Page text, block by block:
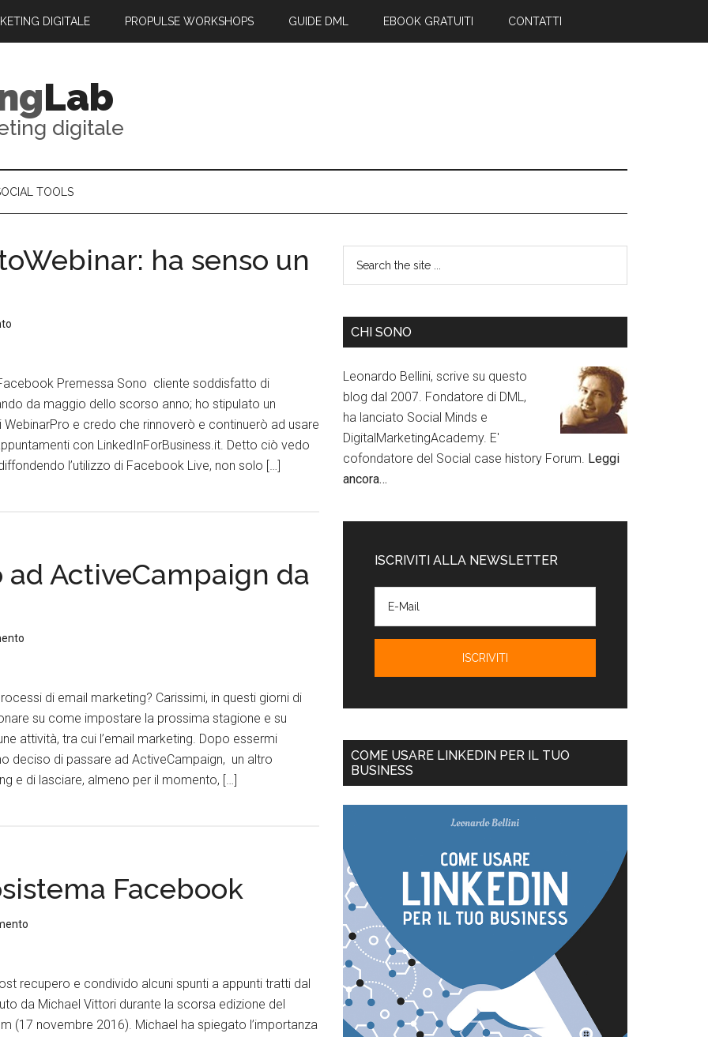
DIGITALE PROPULSE WORKSHOPS GUIDE DML EBOOK GRATUITI CONTATTI
Lab
digitale
TOOLS
ha senso un
Premessa Sono cliente soddisfatto di
da maggio dello scorso anno; ho stipulato un
e credo che rinnoverò e continuerò ad usare
con LinkedInForBusiness.it. Detto ciò vedo
l’utilizzo di Facebook Live, non solo […]
ad ActiveCampaign da
di email marketing? Carissimi, in questi giorni di
su come impostare la prossima stagione e su
attività, tra cui l’email marketing. Dopo essermi
deciso di passare ad ActiveCampaign, un altro
e di lasciare, almeno per il momento, […]
Facebook
recupero e condivido alcuni spunti a appunti tratti dal
da Michael Vittori durante la scorsa edizione del
(17 novembre 2016). Michael ha spiegato l’importanza
CHI SONO
Leonardo Bellini, scrive su questo
blog dal 2007. Fondatore di DML,
ha lanciato Social Minds e
DigitalMarketingAcademy. E'
cofondatore del Social case history Forum. Leggi
ancora…
ISCRIVITI ALLA NEWSLETTER
COME USARE LINKEDIN PER IL TUO
BUSINESS